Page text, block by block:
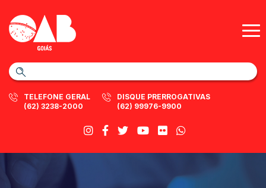
TELEFONE GERAL
(62) 3238-2000
DISQUE PRERROGATIVAS
(62) 99976-9900